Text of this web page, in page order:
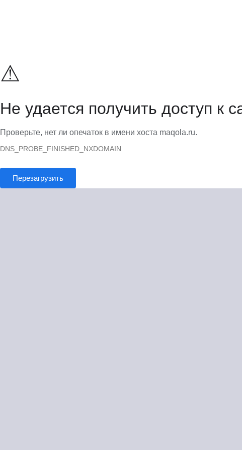
⚠
Не удается получить доступ к
Проверьте, нет ли опечаток в имени хоста maqola.ru.
DNS_PROBE_FINISHED_NXDOMAIN
Перезагрузить